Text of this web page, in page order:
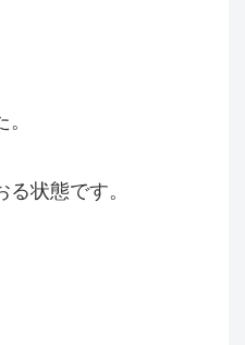
状態です。